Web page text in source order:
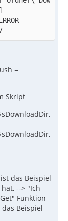
=
Skript
das Beispiel
--> "Ich
Funktion
das Beispiel